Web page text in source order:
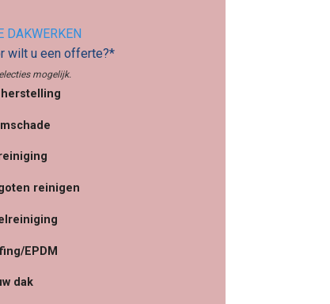
DAKWERKEN
wilt u een offerte?*
mogelijk.
herstelling
reinigen
EPDM
dak